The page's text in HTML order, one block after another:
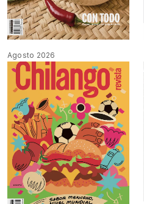
Agosto 2026